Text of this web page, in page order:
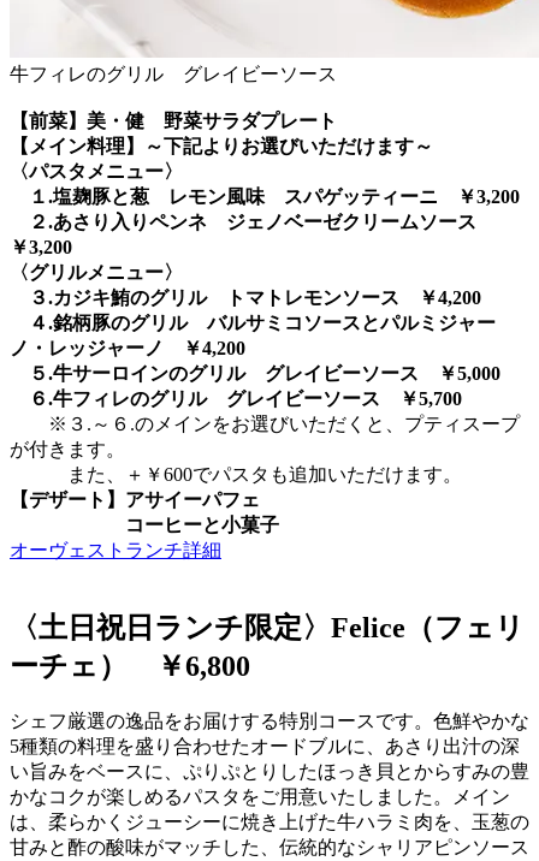
牛フィレのグリル グレイビーソース
【前菜】美・健 野菜サラダプレート
【メイン料理】～下記よりお選びいただけます～
〈パスタメニュー〉
１.塩麹豚と葱 レモン風味 スパゲッティーニ ￥3,200
２.あさり入りペンネ ジェノベーゼクリームソース
￥3,200
〈グリルメニュー〉
３.カジキ鮪のグリル トマトレモンソース ￥4,200
４.銘柄豚のグリル バルサミコソースとパルミジャー
ノ・レッジャーノ ￥4,200
５.牛サーロインのグリル グレイビーソース ￥5,000
６.牛フィレのグリル グレイビーソース ￥5,700
※３.～６.のメインをお選びいただくと、プティスープ
が付きます。
また、＋￥600でパスタも追加いただけます。
【デザート】アサイーパフェ
コーヒーと小菓子
オーヴェストランチ詳細
〈土日祝日ランチ限定〉Felice（フェリ
ーチェ） ￥6,800
シェフ厳選の逸品をお届けする特別コースです。色鮮やかな
5種類の料理を盛り合わせたオードブルに、あさり出汁の深
い旨みをベースに、ぷりぷとりしたほっき貝とからすみの豊
かなコクが楽しめるパスタをご用意いたしました。メイン
は、柔らかくジューシーに焼き上げた牛ハラミ肉を、玉葱の
甘みと酢の酸味がマッチした、伝統的なシャリアピンソース